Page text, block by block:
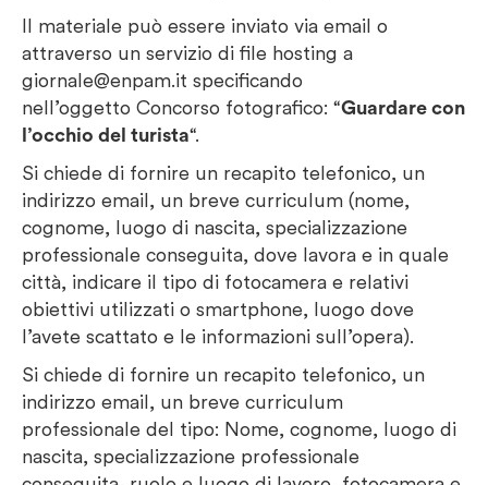
Il materiale può essere inviato via email o
attraverso un servizio di file hosting a
giornale@enpam.it specificando
nell’oggetto Concorso fotografico: “Guardare con
l’occhio del turista“.
Si chiede di fornire un recapito telefonico, un
indirizzo email, un breve curriculum (nome,
cognome, luogo di nascita, specializzazione
professionale conseguita, dove lavora e in quale
città, indicare il tipo di fotocamera e relativi
obiettivi utilizzati o smartphone, luogo dove
l’avete scattato e le informazioni sull’opera).
Si chiede di fornire un recapito telefonico, un
indirizzo email, un breve curriculum
professionale del tipo: Nome, cognome, luogo di
nascita, specializzazione professionale